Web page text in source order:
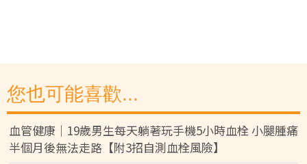
您也可能喜歡...
血管健康｜19歲男生每天躺著玩手機5小時血栓 小腿腫痛
半個月後無法走路【附3招自測血栓風險】